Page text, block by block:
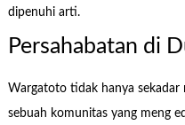
dipenuhi arti.
Persahabatan di
Wargatoto tidak hanya
sebuah komunitas yang meng